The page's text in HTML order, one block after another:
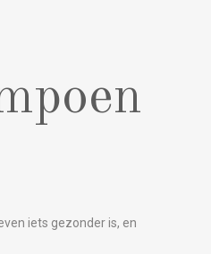
iets gezonder is, en